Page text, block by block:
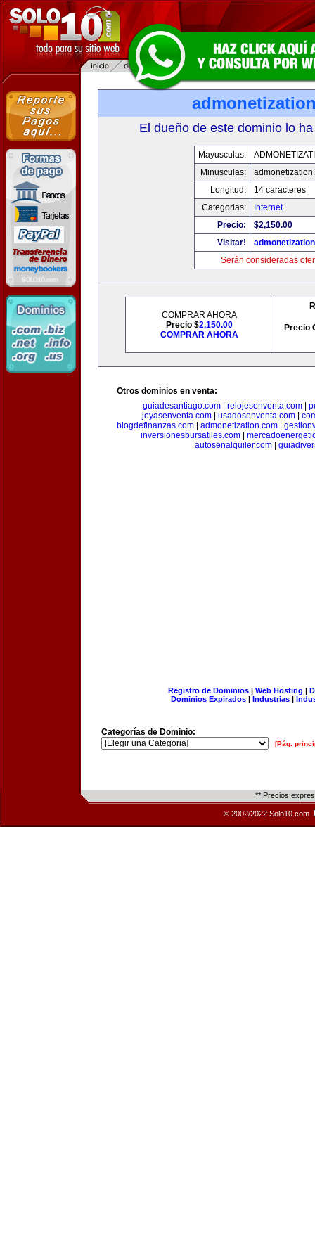
El dueño de este dominio lo
Mayusculas:
Minusculas:
Longitud:
14 caracteres
Categorias:
Internet
Precio:
$2,150.00
Visitar!
Serán consideradas
COMPRAR AHORA
Precio $2,150.00
COMPRAR AHORA
Precio
Otros dominios en venta:
guiadesantiago.com| relojesenventa.com|
joyasenventa.com
usadosenventa.com
blogdefinanzas.com
admonetization.com
inversionesbursatiles.com|
autosenalquiler.com|
Registro de Dominios| Web Hosting |
Dominios Expirados | Industrias |
Categorías de Dominio:
[Pág.
** Precios
© 2002/2022 Solo10.com